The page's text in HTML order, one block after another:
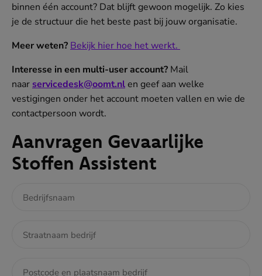
binnen één account? Dat blijft gewoon mogelijk. Zo kies
je de structuur die het beste past bij jouw organisatie.
Meer weten? Bekijk hier hoe het werkt.
Interesse in een multi-user account? Mail
naar servicedesk@oomt.nlen geef aan welke
vestigingen onder het account moeten vallen en wie de
contactpersoon wordt.
Aanvragen Gevaarlijke
Stoffen Assistent